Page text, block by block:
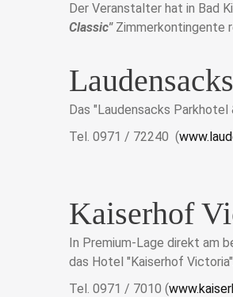
Der Veranstalter hat in Bad
Classic"Zimmerkontingente
Das "Laudensacks
Tel. 0971 / 72240 (
Kaiserhof
In Premium-Lage direkt am
das Hotel "Kaiserhof
Tel. 0971 / 7010 (